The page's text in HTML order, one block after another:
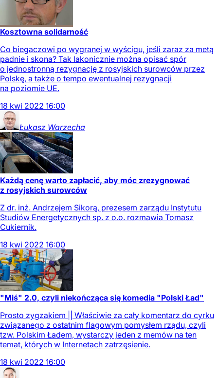
Kosztowna solidarność
Co biegaczowi po wygranej w wyścigu, jeśli zaraz za metą
padnie i skona? Tak lakonicznie można opisać spór
o jednostronną rezygnację z rosyjskich surowców przez
Polskę, a także o tempo ewentualnej rezygnacji
na poziomie UE.
18 kwi 2022 16:00
Łukasz Warzecha
Każdą cenę warto zapłacić, aby móc zrezygnować
z rosyjskich surowców
Z dr. inż. Andrzejem Sikorą, prezesem zarządu Instytutu
Studiów Energetycznych sp. z o.o. rozmawia Tomasz
Cukiernik.
18 kwi 2022 16:00
"Miś" 2.0, czyli niekończąca się komedia "Polski Ład"
Prosto zygzakiem || Właściwie za cały komentarz do cyrku
związanego z ostatnim flagowym pomysłem rządu, czyli
tzw. Polskim Ładem, wystarczy jeden z memów na ten
temat, których w Internetach zatrzęsienie.
18 kwi 2022 16:00